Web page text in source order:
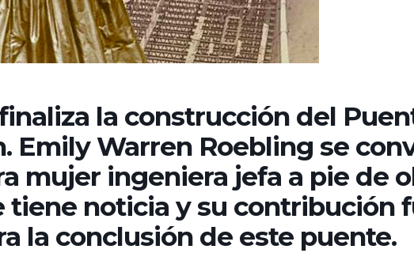
finaliza la construcción del
Emily Warren Roebling se
mujer ingeniera jefa a pie de
tiene noticia y su contribución
la conclusión de este puente.